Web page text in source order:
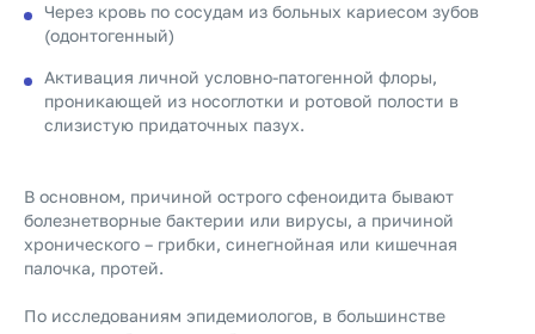
Через кровь по сосудам из больных кариесом зубов
(одонтогенный)
Активация личной условно-патогенной флоры,
проникающей из носоглотки и ротовой полости в
слизистую придаточных пазух.
В основном, причиной острого сфеноидита бывают
болезнетворные бактерии или вирусы, а причиной
хронического – грибки, синегнойная или кишечная
палочка, протей.
По исследованиям эпидемиологов, в большинстве